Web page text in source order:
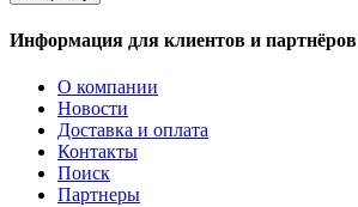
Информация для клиентов и партнёров
О компании
Новости
Доставка и оплата
Контакты
Поиск
Партнеры